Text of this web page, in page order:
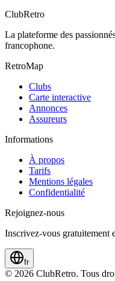
ClubRetro
La plateforme des
francophone.
RetroMap
Clubs
Carte interactive
Annonces
Assureurs
Informations
À propos
Tarifs
Mentions légales
Confidentialité
Rejoignez-nous
Inscrivez-vous gratuitement
fr
© 2026 ClubRetro. Tous